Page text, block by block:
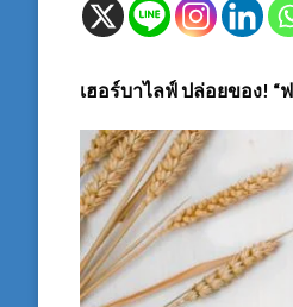
เฮอร์บาไลฟ์ ปล่อยของ!